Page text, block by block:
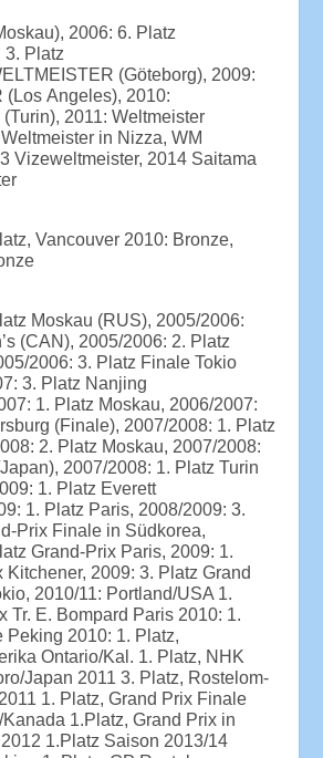
2006: 6. Platz
3. Platz
(Göteborg), 2009:
(Los Angeles), 2010:
2011: Weltmeister
in Nizza, WM
Vizeweltmeister, 2014 Saitama
Vancouver 2010: Bronze,
Moskau (RUS), 2005/2006:
(CAN), 2005/2006: 2. Platz
2006: 3. Platz Finale Tokio
3. Platz Nanjing
1. Platz Moskau, 2006/2007:
(Finale), 2007/2008: 1. Platz
2. Platz Moskau, 2007/2008:
2007/2008: 1. Platz Turin
1. Platz Everett
1. Platz Paris, 2008/2009: 3.
Prix Finale in Südkorea,
Grand-Prix Paris, 2009: 1.
Kitchener, 2009: 3. Platz Grand
2010/11: Portland/USA 1.
Tr. E. Bompard Paris 2010: 1.
Peking 2010: 1. Platz,
Ontario/Kal. 1. Platz, NHK
Japan 2011 3. Platz, Rostelom-
1. Platz, Grand Prix Finale
1.Platz, Grand Prix in
1.Platz Saison 2013/14